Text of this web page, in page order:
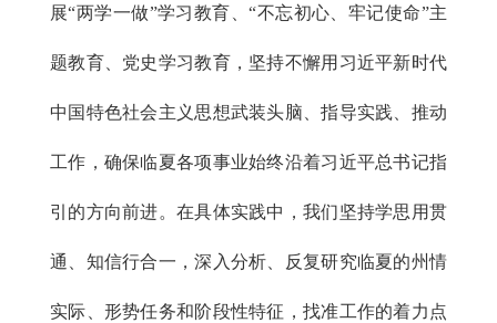
展“两学一做”学习教育、“不忘初心、牢记使命”主
题教育、党史学习教育，坚持不懈用习近平新时代
中国特色社会主义思想武装头脑、指导实践、推动
工作，确保临夏各项事业始终沿着习近平总书记指
引的方向前进。在具体实践中，我们坚持学思用贯
通、知信行合一，深入分析、反复研究临夏的州情
实际、形势任务和阶段性特征，找准工作的着力点